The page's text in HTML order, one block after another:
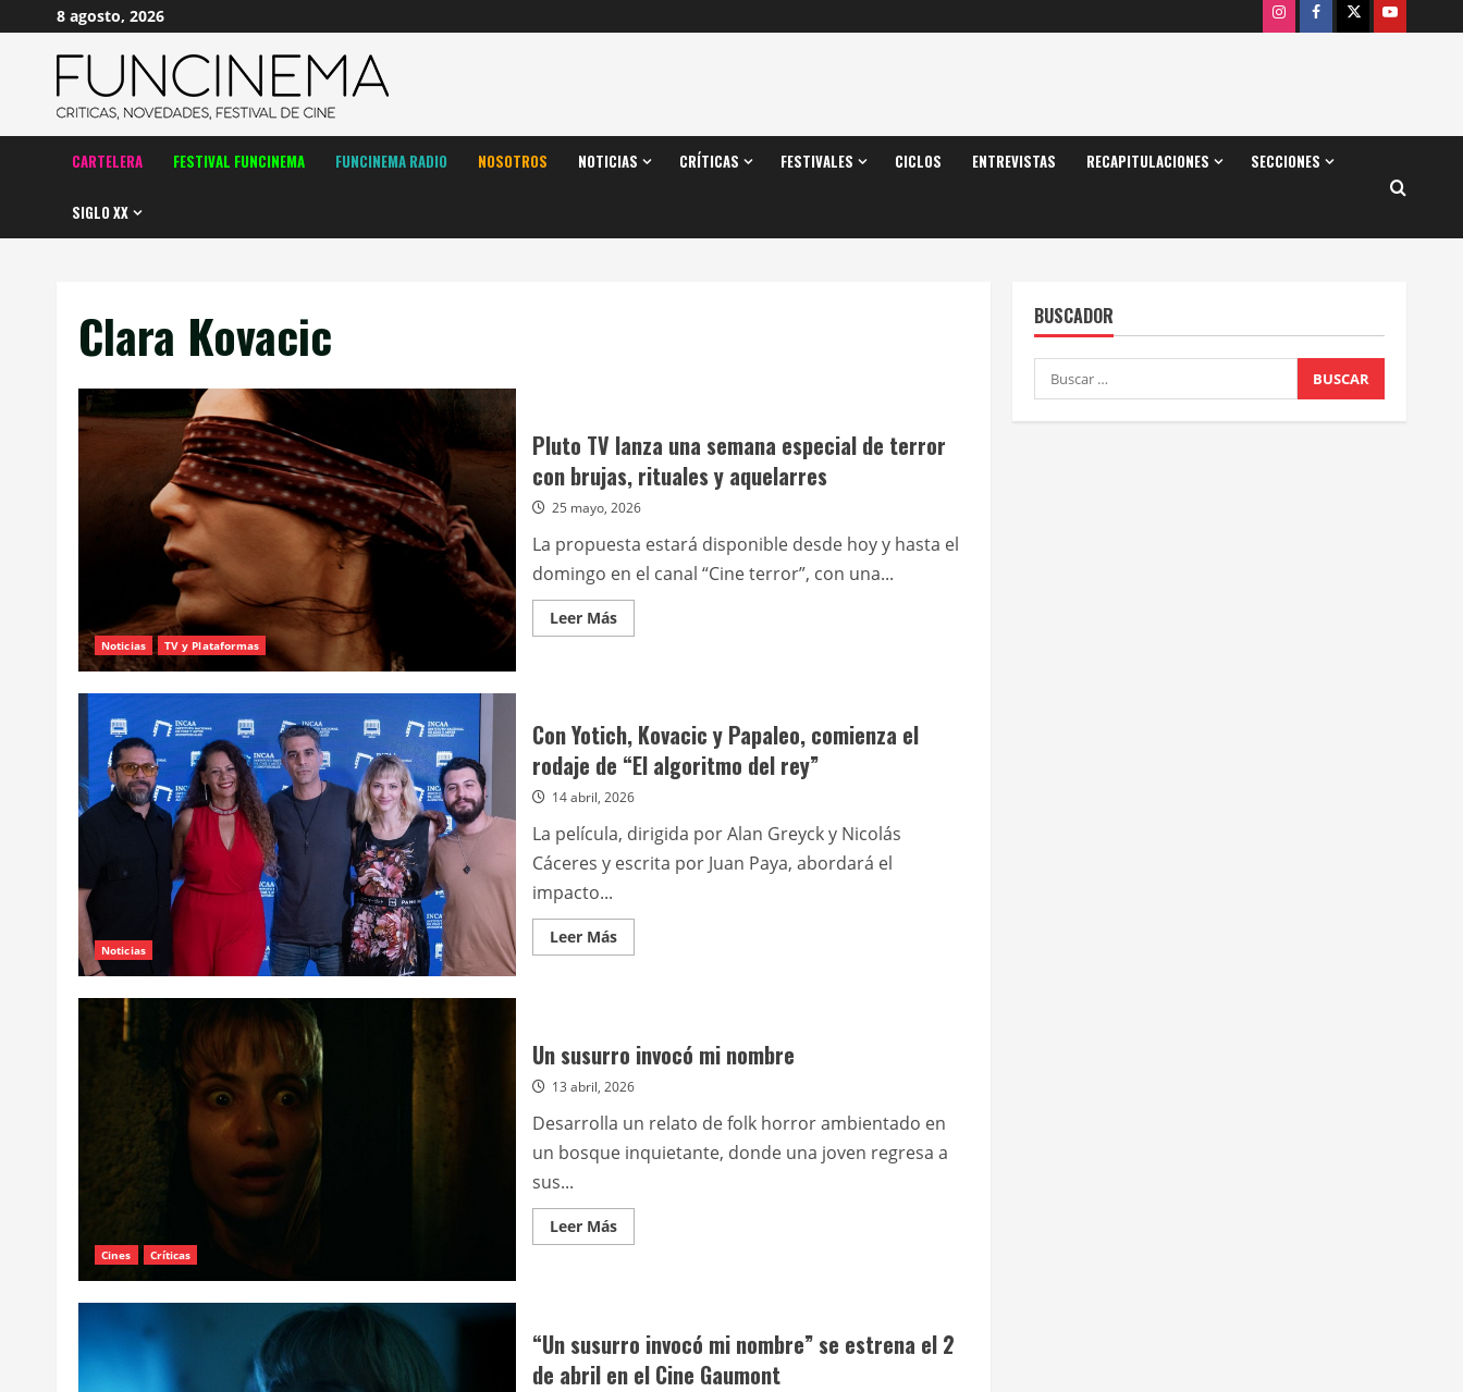
contenido
8 agosto, 2026 InstagramFacebook
X Youtube
CARTELERA FESTIVAL FUNCINEMA FUNCINEMA RADIO NOSOTROS NOTICIAS CRÍTICAS FESTIVALES CICLOS ENTREVISTAS RECAPITULACIONES SECCIONES
SIGLO XX
Clara Kovacic
Noticias TV y Plataformas
Pluto TV lanza una semana especial de terror
con brujas, rituales y aquelarres
25 mayo, 2026
La propuesta estará disponible desde hoy y hasta el
domingo en el canal “Cine terror”, con una...
Leer MásLeer
más
una
semana
especial
de
con
rituales
y
aquelarres
Noticias
Con Yotich, Kovacic y Papaleo, comienza el
rodaje de “El algoritmo del rey”
14 abril, 2026
La película, dirigida por Alan Greyck y Nicolás
Cáceres y escrita por Juan Paya, abordará el
impacto...
Leer MásLeer
más
Papaleo,
el
de
“El
algoritmo
del
Cines Críticas
Un susurro invocó mi nombre
13 abril, 2026
Desarrolla un relato de folk horror ambientado en
un bosque inquietante, donde una joven regresa a
sus...
Leer MásLeer
más
nombre
“Un susurro invocó mi nombre” se estrena el 2
de abril en el Cine Gaumont
BUSCADOR
Buscar: